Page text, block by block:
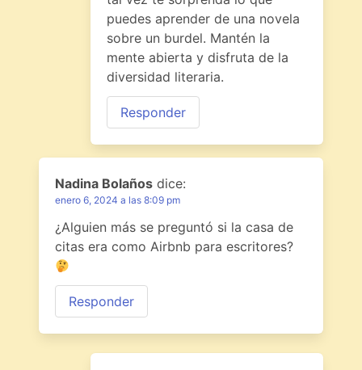
puedes aprender de una novela
sobre un burdel. Mantén la
mente abierta y disfruta de la
diversidad literaria.
Responder
Nadina Bolaños dice:
enero 6, 2024 a las 8:09 pm
¿Alguien más se preguntó si la casa de
citas era como Airbnb para escritores?
Responder